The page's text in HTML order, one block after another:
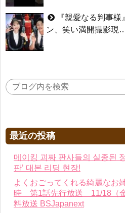
『親愛なる判事
ン、笑い満開撮影現
最近の投稿
메이킹 괴짜 판사들의 실종된
판’ 대본 리딩 현장!
よくおごってくれる綺麗な
時 第1話先行放送 11/18（
料放送 BSJapanext